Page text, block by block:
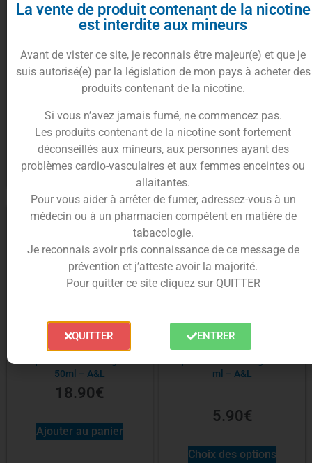
A&L
18.90€
A&L
18.90€
50ml – A&L
18.90€
Ajouter au panier
ml – A&L
5.90€
Choix des options
La vente de produit contenant de la nicotine
est interdite aux mineurs
Avant de vister ce site, je reconnais être majeur(e) et que je
suis autorisé(e) par la législation de mon pays à acheter des
produits contenant de la nicotine.
Si vous n’avez jamais fumé, ne commencez pas.
Les produits contenant de la nicotine sont fortement
déconseillés aux mineurs, aux personnes ayant des
problèmes cardio-vasculaires et aux femmes enceintes ou
allaitantes.
Pour vous aider à arrêter de fumer, adressez-vous à un
médecin ou à un pharmacien compétent en matière de
tabacologie.
Je reconnais avoir pris connaissance de ce message de
prévention et j’atteste avoir la majorité.
Pour quitter ce site cliquez sur QUITTER
QUITTER ENTRER